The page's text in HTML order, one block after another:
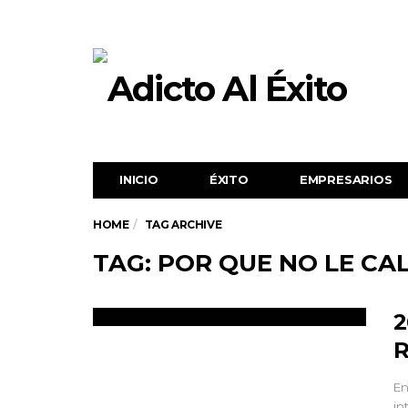
INICIO ÉXITO‬ EMPRESARIOS
HOME TAG ARCHIVE
TAG: POR QUE NO LE